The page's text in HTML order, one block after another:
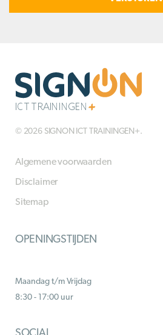
© 2026 SIGNON ICT TRAININGEN+.
Algemene voorwaarden
Disclaimer
Sitemap
OPENINGSTIJDEN
Maandag t/m Vrijdag
8:30 - 17:00 uur
SOCIAL